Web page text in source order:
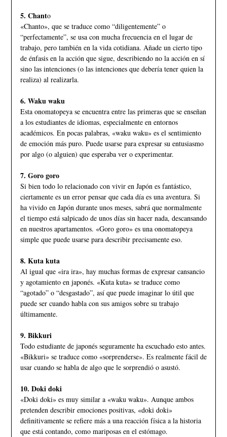
5. Chanto
«Chanto», que se traduce como “diligentemente” o
“perfectamente”, se usa con mucha frecuencia en el lugar de
trabajo, pero también en la vida cotidiana. Añade un cierto tipo
de énfasis en la acción que sigue, describiendo no la acción en sí
sino las intenciones (o las intenciones que debería tener quien la
realiza) al realizarla.
6. Waku waku
Esta onomatopeya se encuentra entre las primeras que se enseñan
a los estudiantes de idiomas, especialmente en entornos
académicos. En pocas palabras, «waku waku» es el sentimiento
de emoción más puro. Puede usarse para expresar su entusiasmo
por algo (o alguien) que esperaba ver o experimentar.
7. Goro goro
Si bien todo lo relacionado con vivir en Japón es fantástico,
ciertamente es un error pensar que cada día es una aventura. Si
ha vivido en Japón durante unos meses, sabrá que normalmente
el tiempo está salpicado de unos días sin hacer nada, descansando
en nuestros apartamentos. «Goro goro» es una onomatopeya
simple que puede usarse para describir precisamente eso.
8. Kuta kuta
Al igual que «ira ira», hay muchas formas de expresar cansancio
y agotamiento en japonés. «Kuta kuta» se traduce como
“agotado” o “desgastado”, así que puede imaginar lo útil que
puede ser cuando habla con sus amigos sobre su trabajo
últimamente.
9. Bikkuri
Todo estudiante de japonés seguramente ha escuchado esto antes.
«Bikkuri» se traduce como «sorprenderse». Es realmente fácil de
usar cuando se habla de algo que le sorprendió o asustó.
10. Doki doki
«Doki doki» es muy similar a «waku waku». Aunque ambos
pretenden describir emociones positivas, «doki doki»
definitivamente se refiere más a una reacción física a la historia
que está contando, como mariposas en el estómago.